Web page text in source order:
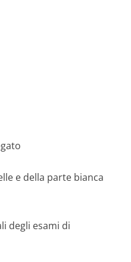
e della parte bianca
degli esami di